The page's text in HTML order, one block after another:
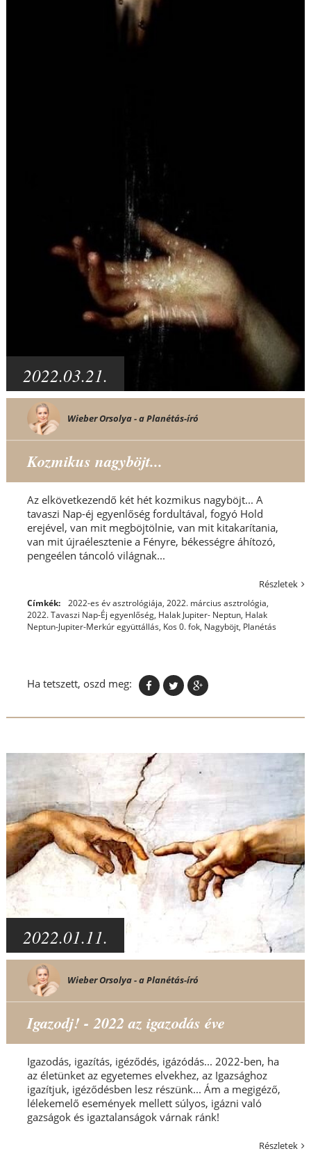
2022.03.21.
Wieber Orsolya - a Planétás-író
Kozmikus nagyböjt...
Az elkövetkezendő két hét kozmikus nagyböjt... A
tavaszi Nap-éj egyenlőség fordultával, fogyó Hold
erejével, van mit megböjtölnie, van mit kitakarítania,
van mit újraélesztenie a Fényre, békességre áhítozó,
pengeélen táncoló világnak...
Részletek
Címkék: 2022-es év asztrológiája, 2022. március asztrológia,
2022. Tavaszi Nap-Éj egyenlőség, Halak Jupiter- Neptun, Halak
Neptun-Jupiter-Merkúr együttállás, Kos 0. fok, Nagyböjt, Planétás
Ha tetszett, oszd meg:
2022.01.11.
Wieber Orsolya - a Planétás-író
Igazodj! - 2022 az igazodás éve
Igazodás, igazítás, igéződés, igázódás... 2022-ben, ha
az életünket az egyetemes elvekhez, az Igazsághoz
igazítjuk, igéződésben lesz részünk... Ám a megigéző,
lélekemelő események mellett súlyos, igázni való
gazságok és igaztalanságok várnak ránk!
Részletek